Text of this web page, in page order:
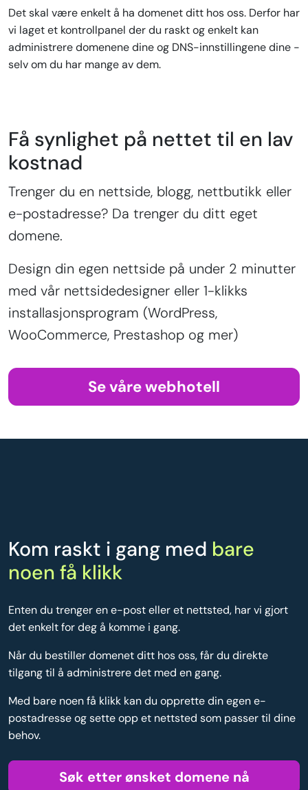
Det skal være enkelt å ha domenet ditt hos oss. Derfor har
vi laget et kontrollpanel der du raskt og enkelt kan
administrere domenene dine og DNS-innstillingene dine -
selv om du har mange av dem.
Få synlighet på nettet til en lav
kostnad
Trenger du en nettside, blogg, nettbutikk eller
e-postadresse? Da trenger du ditt eget
domene.
Design din egen nettside på under 2 minutter
med vår nettsidedesigner eller 1-klikks
installasjonsprogram (WordPress,
WooCommerce, Prestashop og mer)
Se våre webhotell
Kom raskt i gang med bare
noen få klikk
Enten du trenger en e-post eller et nettsted, har vi gjort
det enkelt for deg å komme i gang.
Når du bestiller domenet ditt hos oss, får du direkte
tilgang til å administrere det med en gang.
Med bare noen få klikk kan du opprette din egen e-
postadresse og sette opp et nettsted som passer til dine
behov.
Søk etter ønsket domene nå